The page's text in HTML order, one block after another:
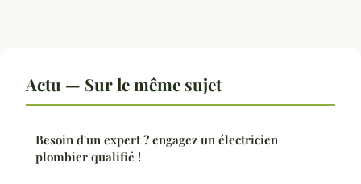
Actu — Sur le même sujet
Besoin d'un expert ? engagez un électricien
plombier qualifié !